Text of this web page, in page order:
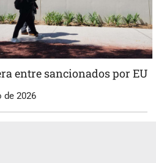
entre sancionados por EU
de 2026